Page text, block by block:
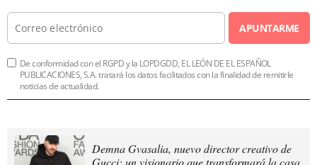
APUNTARME
De conformidad con el RGPD y la LOPDGDD, EL LEÓN DE EL ESPAÑOL
PUBLICACIONES, S.A. tratará los datos facilitados con la finalidad de remitirle
noticias de actualidad.
Demna Gvasalia, nuevo director creativo de
Gucci: un visionario que transformará la casa